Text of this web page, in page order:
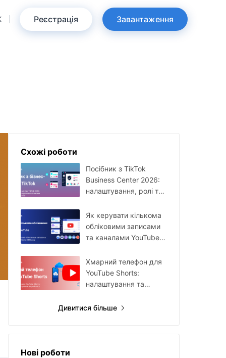
Реєстрація Завантаження
Схожі роботи
Посібник з TikTok
Business Center 2026:
налаштування, ролі та
акаунтами
Як керувати кількома
обліковими записами
та каналами YouTube у
Хмарний телефон для
YouTube Shorts:
налаштування та
Дивитися більше
Нові роботи